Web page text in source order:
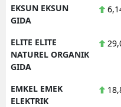
EKSUN EKSUN
GIDA
ELITE ELITE
NATUREL ORGANIK
GIDA
EMKEL EMEK
ELEKTRIK